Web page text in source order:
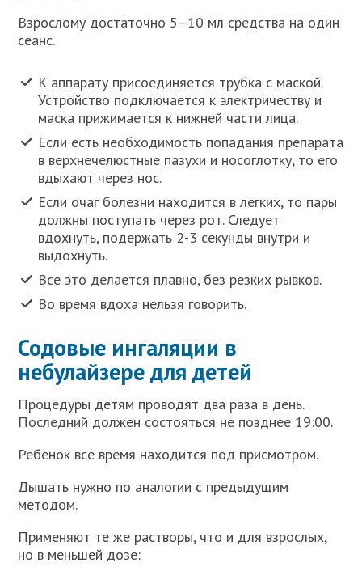
Взрослому достаточно 5–10 мл средства на один
сеанс.
К аппарату присоединяется трубка с маской.
Устройство подключается к электричеству и
маска прижимается к нижней части лица.
Если есть необходимость попадания препарата
в верхнечелюстные пазухи и носоглотку, то его
вдыхают через нос.
Если очаг болезни находится в легких, то пары
должны поступать через рот. Следует
вдохнуть, подержать 2-3 секунды внутри и
выдохнуть.
Все это делается плавно, без резких рывков.
Во время вдоха нельзя говорить.
Содовые ингаляции в
небулайзере для детей
Процедуры детям проводят два раза в день.
Последний должен состояться не позднее 19:00.
Ребенок все время находится под присмотром.
Дышать нужно по аналогии с предыдущим
методом.
Применяют те же растворы, что и для взрослых,
но в меньшей дозе: